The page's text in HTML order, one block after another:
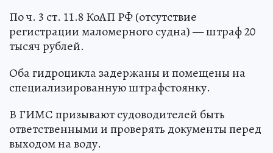
По ч. 3 ст. 11.8 КоАП РФ (отсутствие
регистрации маломерного судна) — штраф 20
тысяч рублей.
Оба гидроцикла задержаны и помещены на
специализированную штрафстоянку.
В ГИМС призывают судоводителей быть
ответственными и проверять документы перед
выходом на воду.